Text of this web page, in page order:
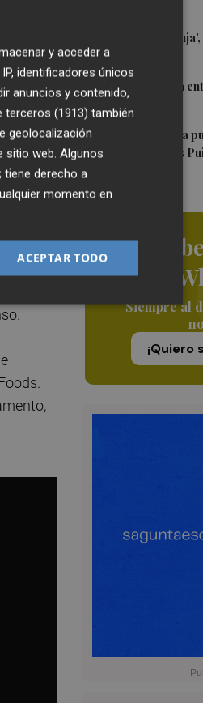
El 'Trofeu
por À Punt
4Almeida vuelve a
grupo
5
València ultima la
Velódromo Lluís
de
Siempre al
¡Quiero
al
muy
los
y
y acceder a
identificadores únicos
anuncios y contenido,
terceros (1913) también
geolocalización
sitio web. Algunos
tiene derecho a
momento en
ACEPTAR TODO